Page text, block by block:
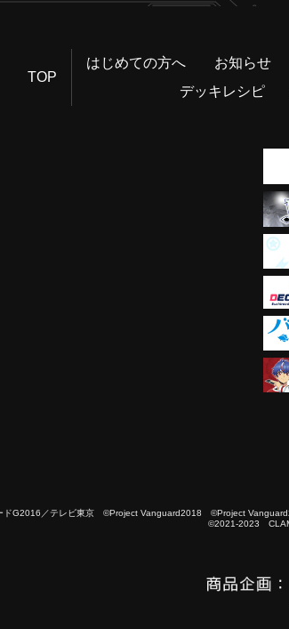
TOP
はじめての方へ お知らせ
デッキレシピ
G2016／テレビ東京 ©Project Vanguard2018 ©Project
©2021-2023